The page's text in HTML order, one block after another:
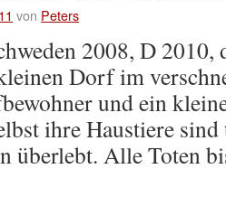
von Peters
2008, D 2010,
Dorf im
und ein
ihre Haustiere
überlebt. Alle Toten